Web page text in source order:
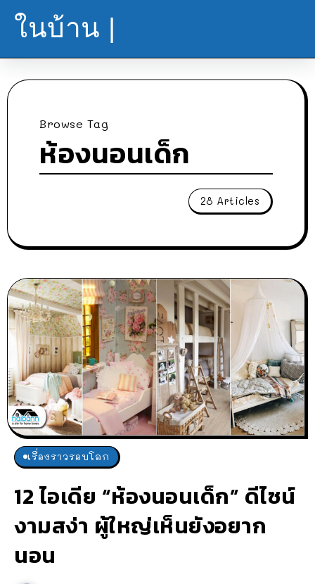
ในบ้าน |
Browse Tag
ห้องนอนเด็ก
28 Articles
เรื่องราวรอบโลก
12 ไอเดีย “ห้องนอนเด็ก” ดีไซน์
งามสง่า ผู้ใหญ่เห็นยังอยาก
นอน